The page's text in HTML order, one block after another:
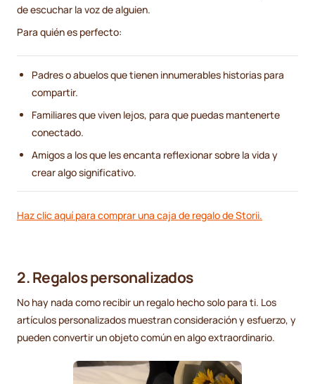
de escuchar la voz de alguien.
Para quién es perfecto:
Padres o abuelos que tienen innumerables historias para
compartir.
Familiares que viven lejos, para que puedas mantenerte
conectado.
Amigos a los que les encanta reflexionar sobre la vida y
crear algo significativo.
Haz clic aquí para comprar una caja de regalo de Storii.
2. Regalos personalizados
No hay nada como recibir un regalo hecho solo para ti. Los
artículos personalizados muestran consideración y esfuerzo, y
pueden convertir un objeto común en algo extraordinario.